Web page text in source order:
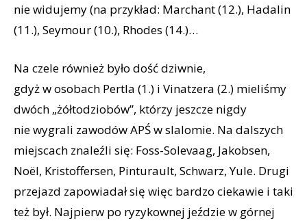
nie widujemy (na przykład: Marchant (12.), Hadalin
(11.), Seymour (10.), Rhodes (14.)…
Na czele również było dość dziwnie,
gdyż w osobach Pertla (1.) i Vinatzera (2.) mieliśmy
dwóch „żółtodziobów”, którzy jeszcze nigdy
nie wygrali zawodów APŚ w slalomie. Na dalszych
miejscach znaleźli się: Foss-Solevaag, Jakobsen,
Noël, Kristoffersen, Pinturault, Schwarz, Yule. Drugi
przejazd zapowiadał się więc bardzo ciekawie i taki
też był. Najpierw po ryzykownej jeździe w górnej